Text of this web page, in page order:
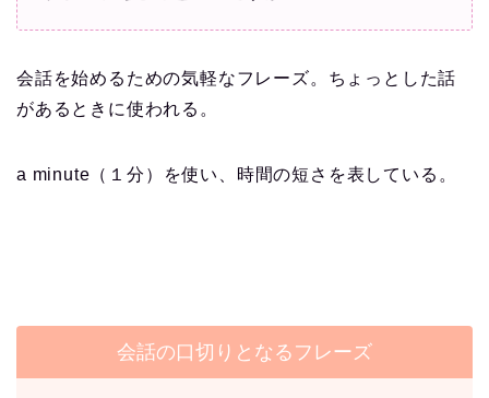
会話を始めるための気軽なフレーズ。ちょっとした話
があるときに使われる。
a minute（１分）を使い、時間の短さを表している。
会話の口切りとなるフレーズ